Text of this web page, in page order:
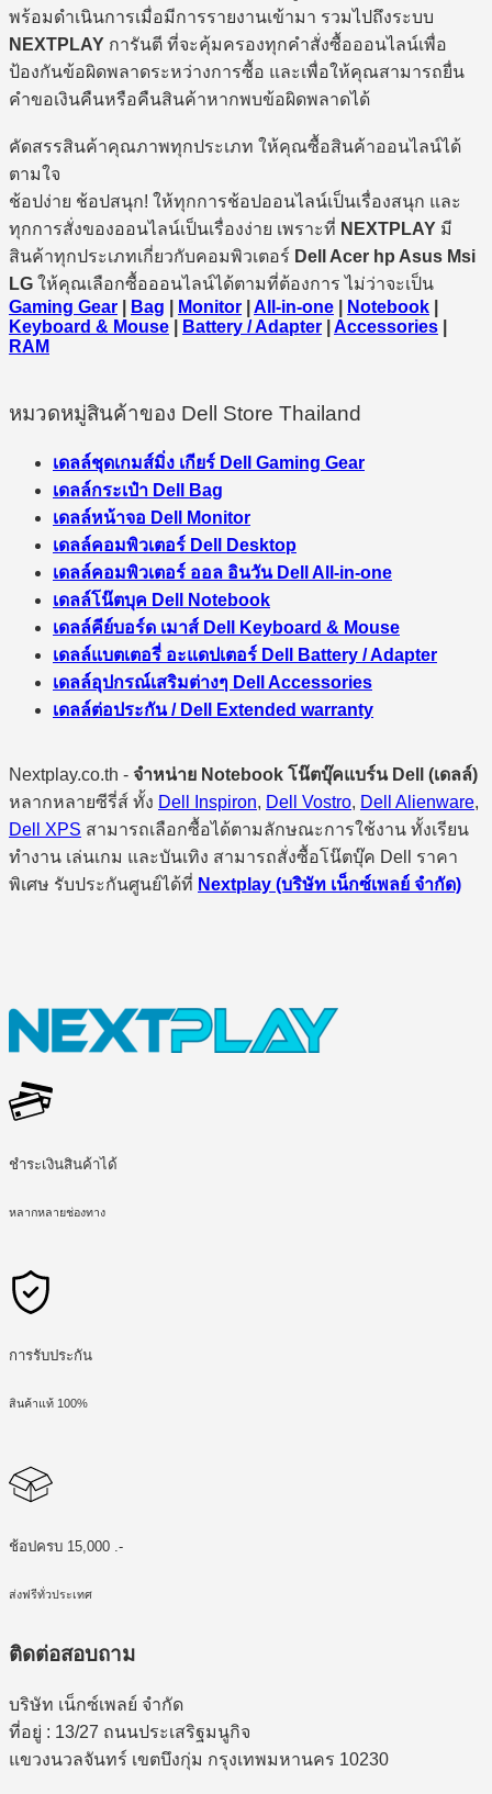
พร้อมดำเนินการเมื่อมีการรายงานเข้ามา รวมไปถึงระบบ
NEXTPLAY การันตี ที่จะคุ้มครองทุกคำสั่งซื้อออนไลน์เพื่อ
ป้องกันข้อผิดพลาดระหว่างการซื้อ และเพื่อให้คุณสามารถยื่น
คำขอเงินคืนหรือคืนสินค้าหากพบข้อผิดพลาดได้
คัดสรรสินค้าคุณภาพทุกประเภท ให้คุณซื้อสินค้าออนไลน์ได้
ตามใจ
ช้อปง่าย ช้อปสนุก! ให้ทุกการช้อปออนไลน์เป็นเรื่องสนุก และ
ทุกการสั่งของออนไลน์เป็นเรื่องง่าย เพราะที่ NEXTPLAY มี
สินค้าทุกประเภทเกี่ยวกับคอมพิวเตอร์ Dell Acer hp Asus Msi
LG ให้คุณเลือกซื้อออนไลน์ได้ตามที่ต้องการ ไม่ว่าจะเป็น
Gaming Gear
Bag Monitor All-in-one Notebook
Keyboard & Mouse
Battery / Adapter Accessories
RAM
หมวดหมู่สินค้าของ Dell Store Thailand
เดลล์ชุดเกมส์มิ่ง เกียร์ Dell Gaming Gear
เดลล์กระเป๋า Dell Bag
เดลล์หน้าจอ Dell Monitor
เดลล์คอมพิวเตอร์ Dell Desktop
เดลล์คอมพิวเตอร์ ออล อินวัน Dell All-in-one
เดลล์โน๊ตบุค Dell Notebook
เดลล์คีย์บอร์ด เมาส์ Dell Keyboard & Mouse
เดลล์แบตเตอรี่ อะแดปเตอร์ Dell Battery / Adapter
เดลล์อุปกรณ์เสริมต่างๆ Dell Accessories
เดลล์ต่อประกัน / Dell Extended warranty
Nextplay.co.th - จำหน่าย Notebook โน๊ตบุ๊คแบร์น Dell (เดลล์)
หลากหลายซีรี่ส์ ทั้ง Dell Inspiron, Dell Vostro, Dell Alienware,
Dell XPS สามารถเลือกซื้อได้ตามลักษณะการใช้งาน ทั้งเรียน
ทำงาน เล่นเกม และบันเทิง สามารถสั่งซื้อโน๊ตบุ๊ค Dell ราคา
พิเศษ รับประกันศูนย์ได้ที่ Nextplay (บริษัท เน็กซ์เพลย์ จำกัด)
ชำระเงินสินค้าได้
หลากหลายช่องทาง
การรับประกัน
สินค้าแท้ 100%
ช้อปครบ 15,000 .-
ส่งฟรีทั่วประเทศ
ติดต่อสอบถาม
บริษัท เน็กซ์เพลย์ จำกัด
ที่อยู่ : 13/27 ถนนประเสริฐมนูกิจ
แขวงนวลจันทร์ เขตบึงกุ่ม กรุงเทพมหานคร 10230